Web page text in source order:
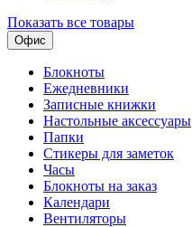
Показать все товары
Офис
Блокноты
Ежедневники
Записные книжки
Настольные аксессуары
Папки
Стикеры для заметок
Часы
Блокноты на заказ
Календари
Вентиляторы